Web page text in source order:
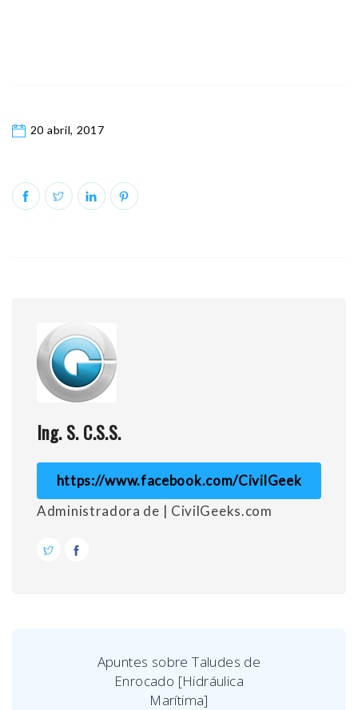
20 abril, 2017
Ing. S. C.S.S.
https://www.facebook.com/CivilGeek
Administradora de | CivilGeeks.com
Apuntes sobre Taludes de
Enrocado [Hidráulica
Marítima]